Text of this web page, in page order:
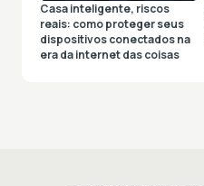
Casa inteligente, riscos
reais: como proteger seus
dispositivos conectados na
era da internet das coisas